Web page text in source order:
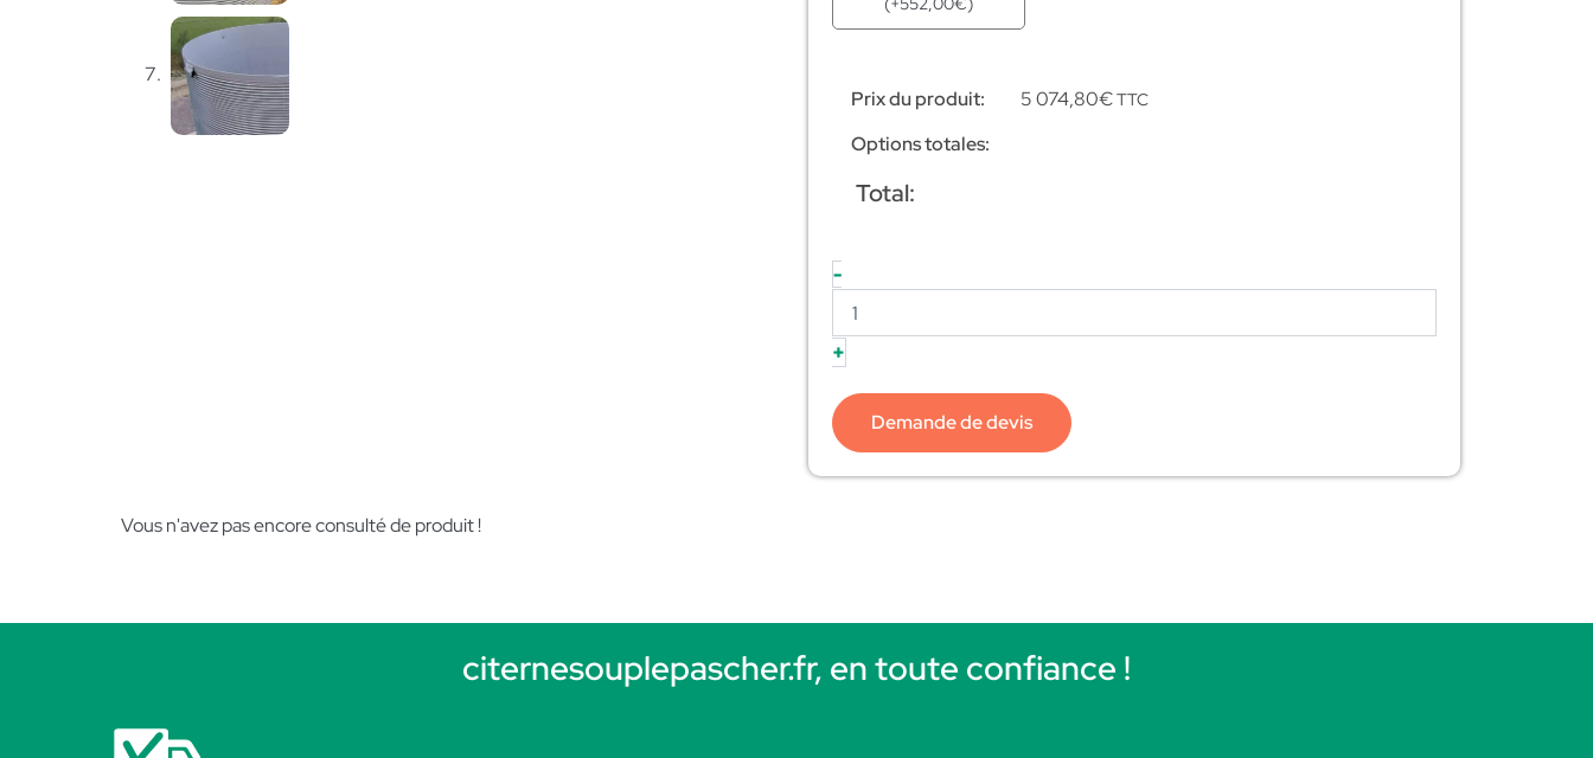
Prix du produit: 5 074,80€TTC
Options totales:
Total:
-
+
Demande de devis
Vous n'avez pas encore consulté de produit !
citernesouplepascher.fr, en toute confiance !